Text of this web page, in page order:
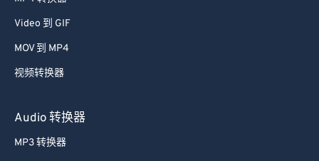
Video 到 GIF
MOV 到 MP4
视频转换器
Audio 转换器
MP3 转换器